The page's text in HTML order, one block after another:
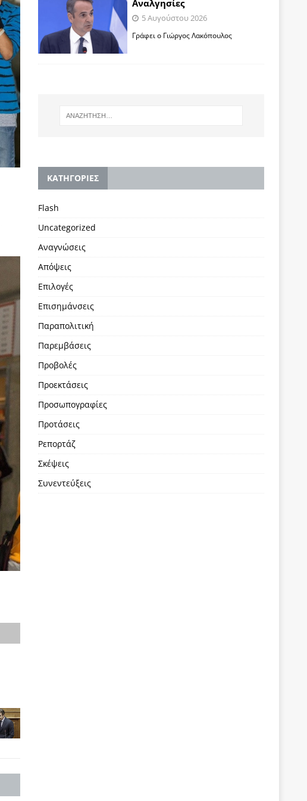
Αναλγησίες
5 Αυγούστου 2026
Γράφει ο Γιώργος Λακόπουλος
KΑΤΗΓΟΡΙΕΣ
Flash
Uncategorized
Αναγνώσεις
Απόψεις
Επιλογές
Επισημάνσεις
Παραπολιτική
Παρεμβάσεις
Προβολές
Προεκτάσεις
Προσωπογραφίες
Προτάσεις
Ρεπορτάζ
Σκέψεις
Συνεντεύξεις